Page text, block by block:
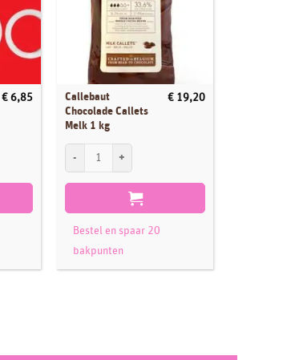
€ 6,85
Callebaut
Chocolade Callets
Melk 1 kg
€ 19,20
Bestel en spaar 20
bakpunten